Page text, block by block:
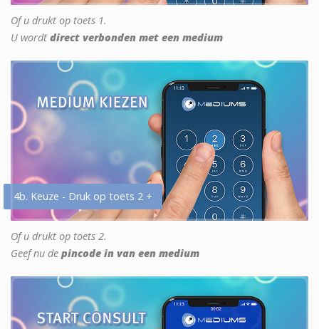
Of u drukt op toets 1.
U wordt direct verbonden met een medium
4b. Keuze - Druk op toets 2 +
Of u drukt op toets 2.
Geef nu de pincode in van een medium